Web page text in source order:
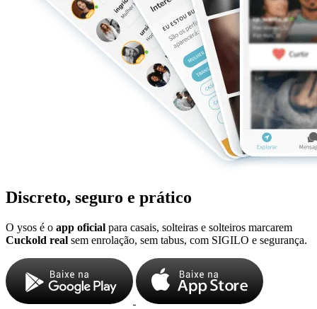
Discreto, seguro e prático
O ysos é o app oficial para casais, solteiras e solteiros marcarem
Cuckold real sem enrolação, sem tabus, com SIGILO e segurança.